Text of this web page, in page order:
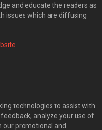
and educate the readers as
issues which are diffusing
technologies to assist with
analyze your use of
our promotional and